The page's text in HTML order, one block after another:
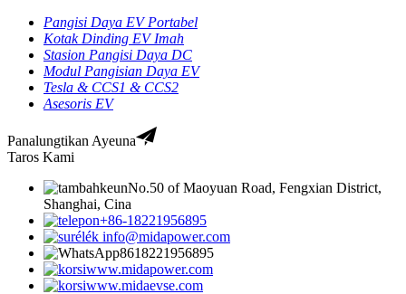
Pangisi Daya EV Portabel
Kotak Dinding EV Imah
Stasion Pangisi Daya DC
Modul Pangisian Daya EV
Tesla & CCS1 & CCS2
Asesoris EV
Panalungtikan Ayeuna
Taros Kami
No.50 of Maoyuan Road, Fengxian District,
Shanghai, Cina
+86-18221956895
info@midapower.com
8618221956895
www.midapower.com
www.midaevse.com